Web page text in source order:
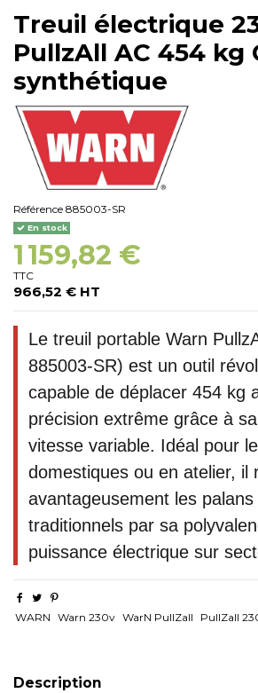
Treuil électrique
PullzAll AC 454 kg
synthétique
Référence 885003-SR
En stock
1 159,82 €
TTC
966,52 € HT
Le treuil portable Warn
885003-SR) est un outil
capable de déplacer 454 kg
précision extrême grâce à
vitesse variable. Idéal pour
domestiques ou en atelier, il
avantageusement les
traditionnels par sa
puissance électrique sur
WARN Warn 230v WarN PullZall PullZall
Description